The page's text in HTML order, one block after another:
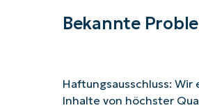
Bekannte
Haftungsausschluss:
Inhalte von höchster